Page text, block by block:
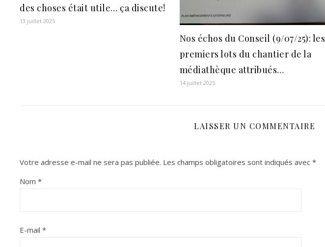
des choses était utile… ça discute!
13 juillet 2025
Nos échos du Conseil (9/07/25): les
premiers lots du chantier de la
médiathèque attribués…
14 juillet 2025
LAISSER UN COMMENTAIRE
Votre adresse e-mail ne sera pas publiée. Les champs obligatoires sont indiqués avec *
Nom *
E-mail *